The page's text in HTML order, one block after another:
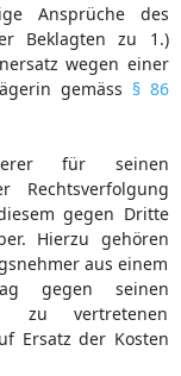
Ansprüche des
Beklagten zu 1.)
wegen einer
gemäss § 86
für seinen
Rechtsverfolgung
gegen Dritte
Hierzu gehören
aus einem
gegen seinen
zu vertretenen
Ersatz der Kosten